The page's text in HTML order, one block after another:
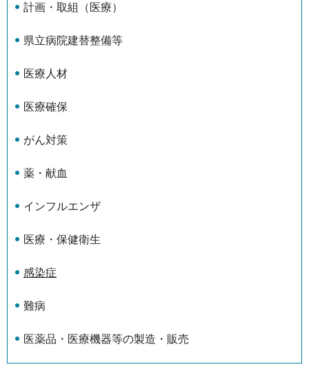
計画・取組（医療）
県立病院建替整備等
医療人材
医療確保
がん対策
薬・献血
インフルエンザ
医療・保健衛生
感染症
難病
医薬品・医療機器等の製造・販売